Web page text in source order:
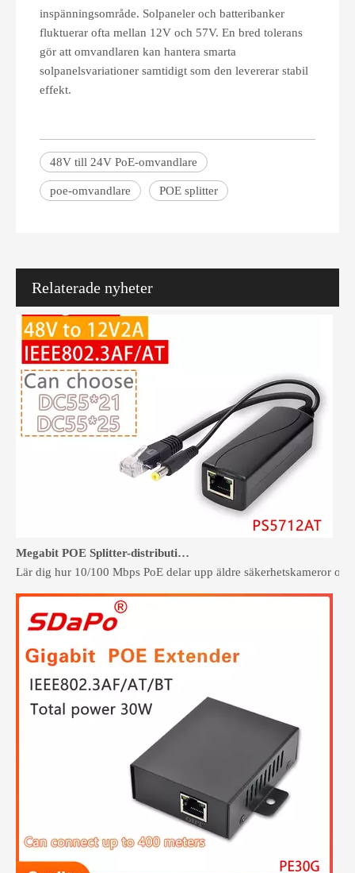
inspänningsområde. Solpaneler och batteribanker
fluktuerar ofta mellan 12V och 57V. En bred tolerans
gör att omvandlaren kan hantera smarta
solpanelsvariationer samtidigt som den levererar stabil
effekt.
48V till 24V PoE-omvandlare
poe-omvandlare POE splitter
Relaterade nyheter
Vad är en PoE-injektor? En komplett guide från nybörjare till köpare
Trött på att ta itu med trassliga kablar och komplicerade
Lär dig hur 10/100 Mbps PoE delar upp äldre säkerhetskameror